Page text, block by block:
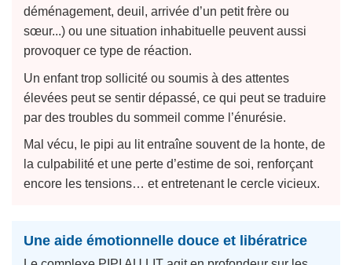
déménagement, deuil, arrivée d’un petit frère ou
sœur...) ou une situation inhabituelle peuvent aussi
provoquer ce type de réaction.
Un enfant trop sollicité ou soumis à des attentes
élevées peut se sentir dépassé, ce qui peut se traduire
par des troubles du sommeil comme l’énurésie.
Mal vécu, le pipi au lit entraîne souvent de la honte, de
la culpabilité et une perte d’estime de soi, renforçant
encore les tensions… et entretenant le cercle vicieux.
Une aide émotionnelle douce et libératrice